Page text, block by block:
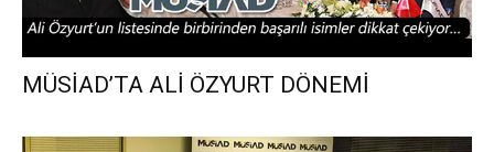
MÜSİAD’TA ALİ ÖZYURT DÖNEMİ